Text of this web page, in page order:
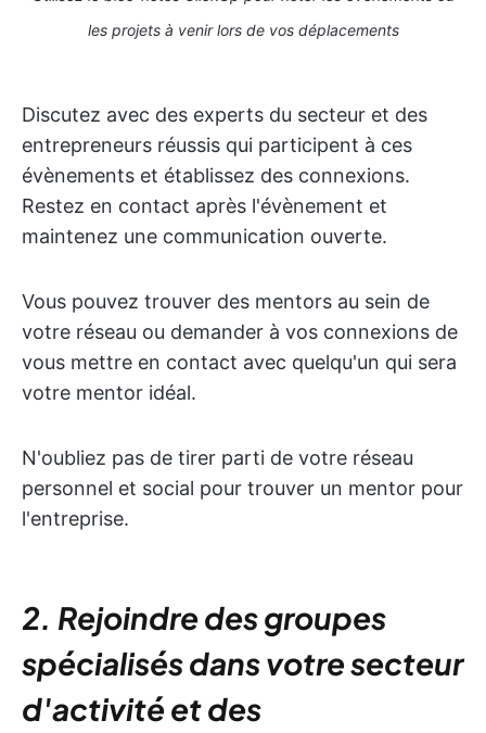
les projets à venir lors de vos déplacements
Discutez avec des experts du secteur et des
entrepreneurs réussis qui participent à ces
évènements et établissez des connexions.
Restez en contact après l'évènement et
maintenez une communication ouverte.
Vous pouvez trouver des mentors au sein de
votre réseau ou demander à vos connexions de
vous mettre en contact avec quelqu'un qui sera
votre mentor idéal.
N'oubliez pas de tirer parti de votre réseau
personnel et social pour trouver un mentor pour
l'entreprise.
2. Rejoindre des groupes
spécialisés dans votre secteur
d'activité et des